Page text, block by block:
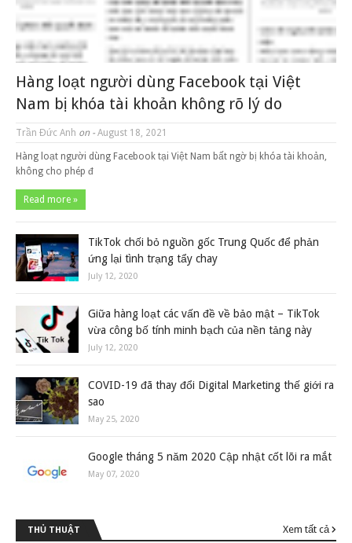
Hàng loạt người dùng Facebook tại Việt
Nam bị khóa tài khoản không rõ lý do
Trần Đức Anh on - August 18, 2021
Hàng loạt người dùng Facebook tại Việt Nam bất ngờ bị khóa tài khoản,
không cho phép đ
Read more »
TikTok chối bỏ nguồn gốc Trung Quốc để phản
ứng lại tình trạng tẩy chay
July 12, 2020
Giữa hàng loạt các vấn đề về bảo mật – TikTok
vừa công bố tính minh bạch của nền tảng này
July 12, 2020
COVID-19 đã thay đổi Digital Marketing thế giới ra
sao
May 25, 2020
Google tháng 5 năm 2020 Cập nhật cốt lõi ra mắt
May 07, 2020
THỦ THUẬT Xem tất cả